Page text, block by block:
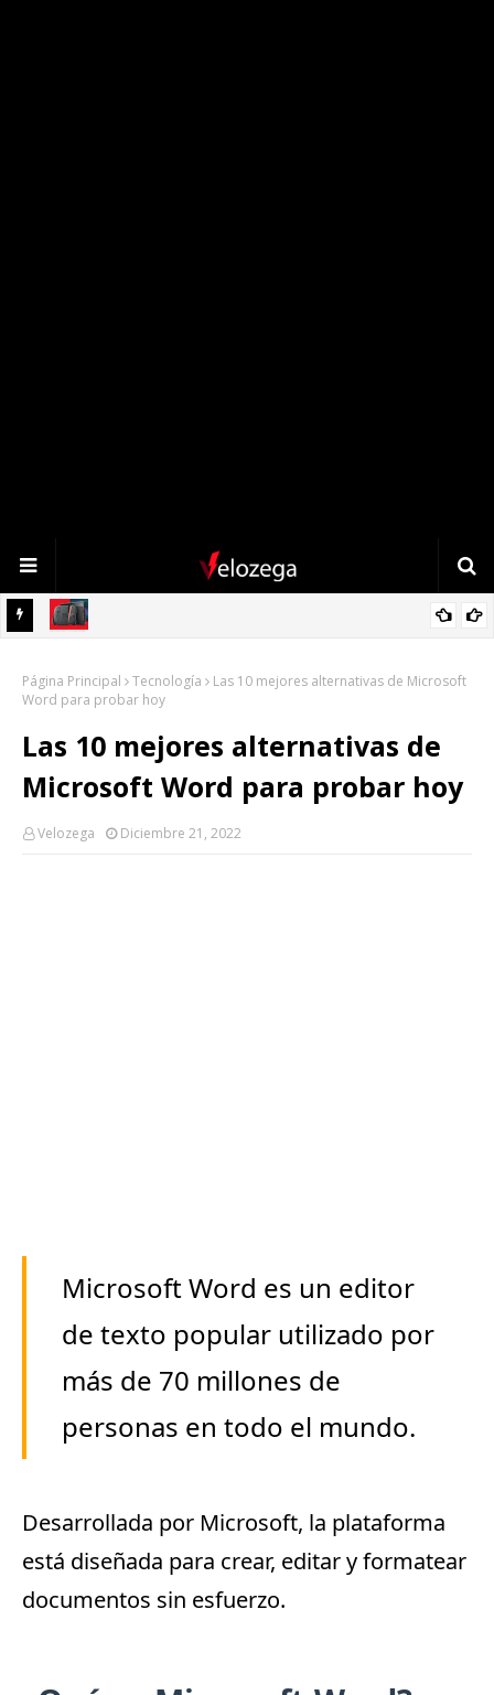
Página Principal Tecnología
Las 10 mejores alternativas de Microsoft
Word para probar hoy
Las 10 mejores alternativas de
Microsoft Word para probar hoy
Velozega Diciembre 21, 2022
Microsoft Word es un editor
de texto popular utilizado por
más de 70 millones de
personas en todo el mundo.
Desarrollada por Microsoft, la plataforma
está diseñada para crear, editar y formatear
documentos sin esfuerzo.